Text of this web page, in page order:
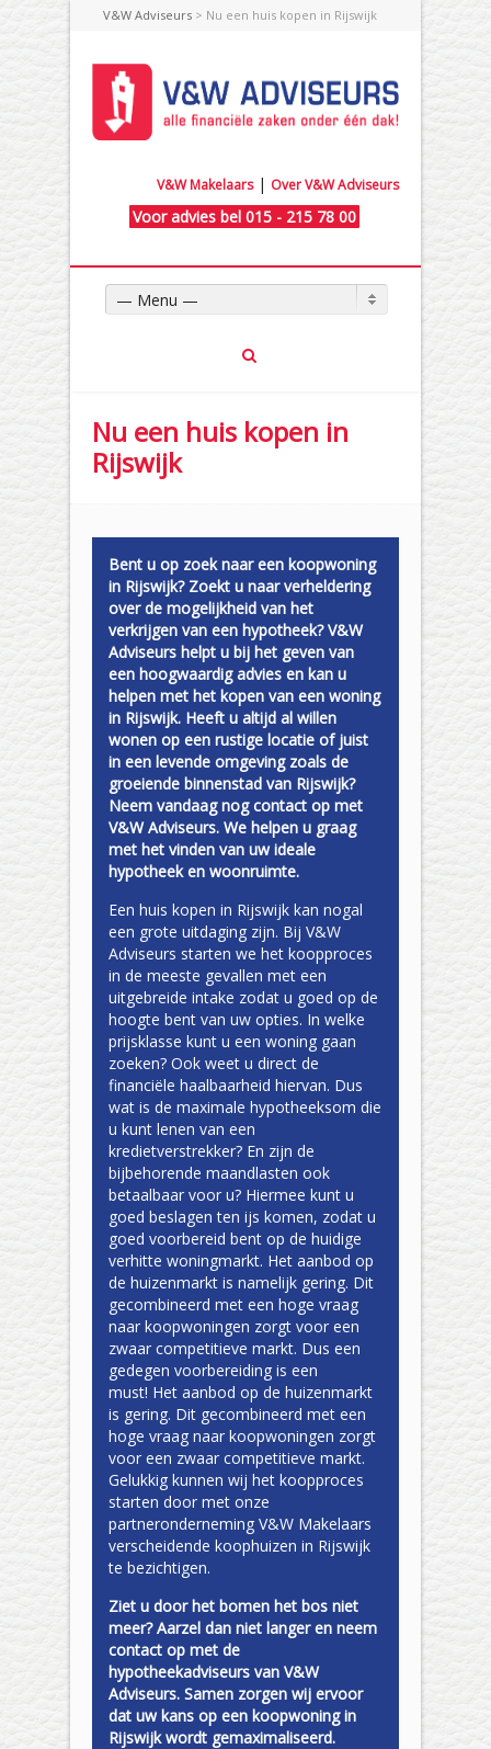
V&W Adviseurs > Nu een huis kopen in Rijswijk
V&W Makelaars| Over V&W Adviseurs
Voor advies bel 015 - 215 78 00
— Menu —
Nu een huis kopen in
Rijswijk
Bent u op zoek naar een koopwoning
in Rijswijk? Zoekt u naar verheldering
over de mogelijkheid van het
verkrijgen van een hypotheek? V&W
Adviseurs helpt u bij het geven van
een hoogwaardig advies en kan u
helpen met het kopen van een woning
in Rijswijk. Heeft u altijd al willen
wonen op een rustige locatie of juist
in een levende omgeving zoals de
groeiende binnenstad van Rijswijk?
Neem vandaag nog contact op met
V&W Adviseurs. We helpen u graag
met het vinden van uw ideale
hypotheek en woonruimte.
Een huis kopen in Rijswijk kan nogal
een grote uitdaging zijn. Bij V&W
Adviseurs starten we het koopproces
in de meeste gevallen met een
uitgebreide intake zodat u goed op de
hoogte bent van uw opties. In welke
prijsklasse kunt u een woning gaan
zoeken? Ook weet u direct de
financiële haalbaarheid hiervan. Dus
wat is de maximale hypotheeksom die
u kunt lenen van een
kredietverstrekker? En zijn de
bijbehorende maandlasten ook
betaalbaar voor u? Hiermee kunt u
goed beslagen ten ijs komen, zodat u
goed voorbereid bent op de huidige
verhitte woningmarkt. Het aanbod op
de huizenmarkt is namelijk gering. Dit
gecombineerd met een hoge vraag
naar koopwoningen zorgt voor een
zwaar competitieve markt. Dus een
gedegen voorbereiding is een
must! Het aanbod op de huizenmarkt
is gering. Dit gecombineerd met een
hoge vraag naar koopwoningen zorgt
voor een zwaar competitieve markt.
Gelukkig kunnen wij het koopproces
starten door met onze
partneronderneming V&W Makelaars
verscheidende koophuizen in Rijswijk
te bezichtigen.
Ziet u door het bomen het bos niet
meer? Aarzel dan niet langer en neem
contact op met de
hypotheekadviseurs van V&W
Adviseurs. Samen zorgen wij ervoor
dat uw kans op een koopwoning in
Rijswijk wordt gemaximaliseerd.